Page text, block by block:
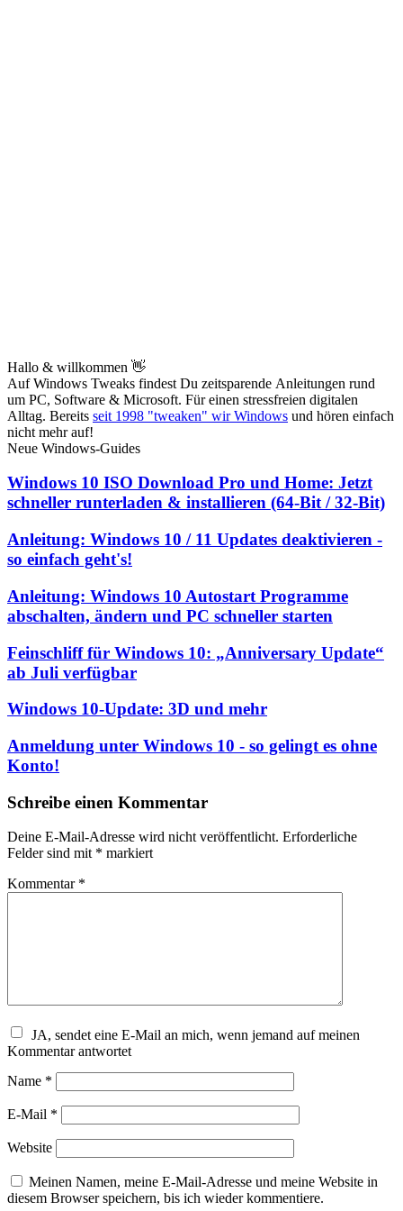
Hallo & willkommen 👋
Auf Windows Tweaks findest Du zeitsparende Anleitungen rund
um PC, Software & Microsoft. Für einen stressfreien digitalen
Alltag. Bereits seit 1998 "tweaken" wir Windows und hören einfach
nicht mehr auf!
Neue Windows-Guides
Windows 10 ISO Download Pro und Home: Jetzt
schneller runterladen & installieren (64-Bit / 32-Bit)
Anleitung: Windows 10 / 11 Updates deaktivieren -
so einfach geht's!
Anleitung: Windows 10 Autostart Programme
abschalten, ändern und PC schneller starten
Feinschliff für Windows 10: „Anniversary Update“
ab Juli verfügbar
Windows 10-Update: 3D und mehr
Anmeldung unter Windows 10 - so gelingt es ohne
Konto!
Schreibe einen Kommentar
Deine E-Mail-Adresse wird nicht veröffentlicht. Erforderliche
Felder sind mit * markiert
Kommentar *
JA, sendet eine E-Mail an mich, wenn jemand auf meinen
Kommentar antwortet
Name *
E-Mail *
Website
Meinen Namen, meine E-Mail-Adresse und meine Website in
diesem Browser speichern, bis ich wieder kommentiere.